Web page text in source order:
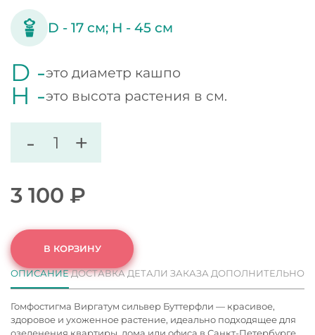
D -17 см; H -45 см
D -это диаметр кашпо
H -это высота растения в см.
- +
3 100 ₽
В КОРЗИНУ
ОПИСАНИЕДОСТАВКАДЕТАЛИ ЗАКАЗА ДОПОЛНИТЕЛЬНО
Гомфостигма Виргатум сильвер Буттерфли — красивое,
здоровое и ухоженное растение, идеально подходящее для